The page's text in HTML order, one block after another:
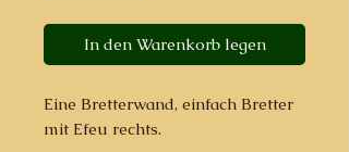
In den Warenkorb legen
Eine Bretterwand, einfach Bretter
mit Efeu rechts.